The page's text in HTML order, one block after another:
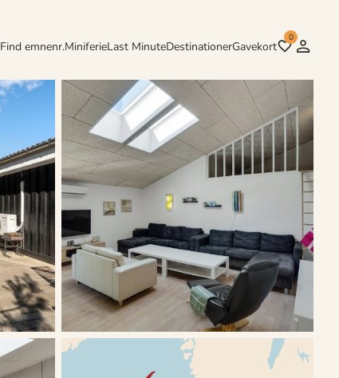
Find emnenr.MiniferieLast MinuteDestinationerGavekort
0